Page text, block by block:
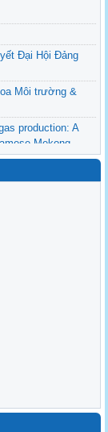
Đại Hội Đảng
Môi trường &
production: A
Mekong
in the Vietnamese